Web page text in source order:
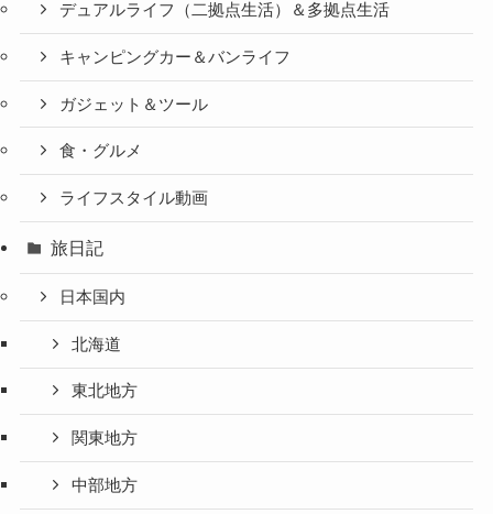
デュアルライフ（二拠点生活）＆多拠点生活
キャンピングカー＆バンライフ
ガジェット＆ツール
食・グルメ
ライフスタイル動画
旅日記
日本国内
北海道
東北地方
関東地方
中部地方